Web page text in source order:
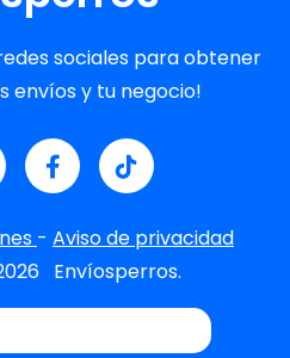
sociales para obtener
envíos y tu negocio!
- Aviso de privacidad
Envíosperros.